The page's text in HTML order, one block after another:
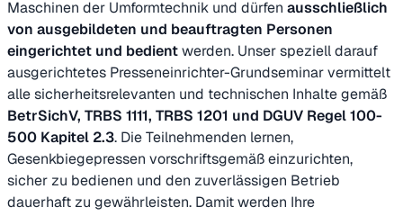
Maschinen der Umformtechnik und dürfen ausschließlich
von ausgebildeten und beauftragten Personen
eingerichtet und bedientwerden. Unser speziell darauf
ausgerichtetes Presseneinrichter-Grundseminar vermittelt
alle sicherheitsrelevanten und technischen Inhalte gemäß
BetrSichV, TRBS 1111, TRBS 1201 und DGUV Regel 100-
500 Kapitel 2.3. Die Teilnehmenden lernen,
Gesenkbiegepressen vorschriftsgemäß einzurichten,
sicher zu bedienen und den zuverlässigen Betrieb
dauerhaft zu gewährleisten. Damit werden Ihre